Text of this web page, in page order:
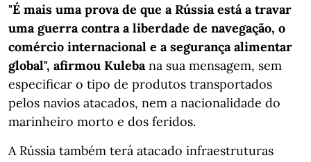
"É mais uma prova de que a Rússia está a travar
uma guerra contra a liberdade de navegação, o
comércio internacional e a segurança alimentar
global", afirmou Kuleba na sua mensagem, sem
especificar o tipo de produtos transportados
pelos navios atacados, nem a nacionalidade do
marinheiro morto e dos feridos.
A Rússia também terá atacado infraestruturas